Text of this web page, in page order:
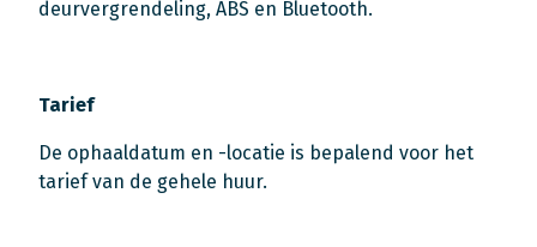
deurvergrendeling, ABS en Bluetooth.
Tarief
De ophaaldatum en -locatie is bepalend voor het
tarief van de gehele huur.